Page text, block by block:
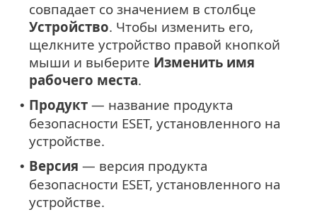
совпадает со значением в столбце
Устройство. Чтобы изменить его,
щелкните устройство правой кнопкой
мыши и выберите Изменить имя
рабочего места.
• Продукт — название продукта
безопасности ESET, установленного на
устройстве.
• Версия — версия продукта
безопасности ESET, установленного на
устройстве.